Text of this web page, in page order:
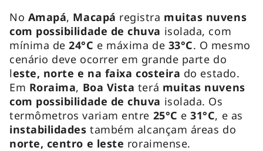
No Amapá, Macapá registra muitas nuvens
com possibilidade de chuva isolada, com
mínima de24°C e máxima de 33°C. O mesmo
cenário deve ocorrer em grande parte do
leste, norte e na faixa costeira do estado.
Em Roraima, Boa Vista terá muitas nuvens
com possibilidade de chuva isolada. Os
termômetros variam entre 25°C e31°C, e as
instabilidades também alcançam áreas do
norte, centro e leste roraimense.